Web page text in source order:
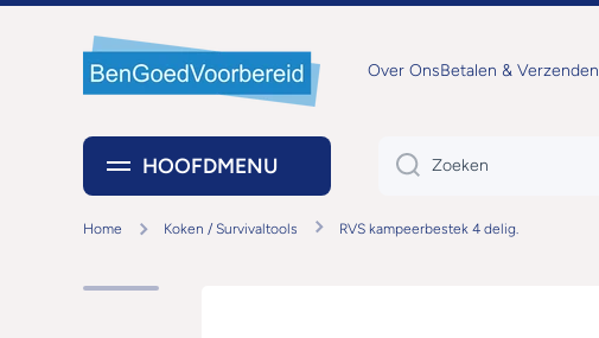
Over OnsBetalen & Verzenden
HOOFDMENU Zoeken
Home Koken / Survivaltools RVS kampeerbestek 4 delig.